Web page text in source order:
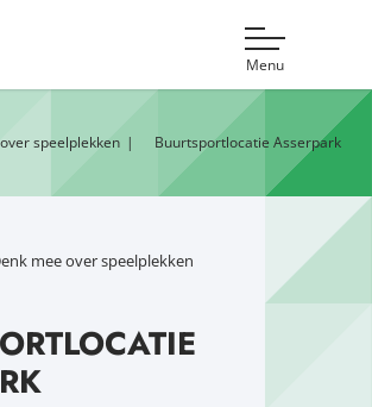
Menu
speelplekken Buurtsportlocatie Asserpark
mee over speelplekken